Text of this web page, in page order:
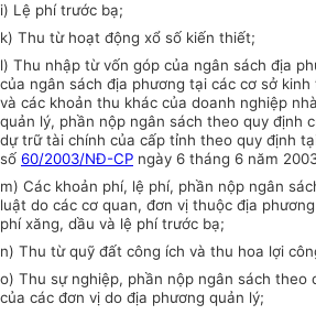
i) Lệ phí trước bạ;
k) Thu từ hoạt động xổ số kiến thiết;
l) Thu nhập từ vốn góp của ngân sách địa
của ngân sách địa phương tại các cơ sở
và các khoản thu khác của doanh nghiệp
quản lý, phần nộp ngân sách theo quy định
dự trữ tài chính của cấp tỉnh theo quy định
số 60/2003/NĐ-CP ngày 6 tháng 6 năm
m) Các khoản phí, lệ phí, phần nộp ngân
luật do các cơ quan, đơn vị thuộc địa
phí xăng, dầu và lệ phí trước bạ;
n) Thu từ quỹ đất công ích và thu hoa lợi
o) Thu sự nghiệp, phần nộp ngân sách theo
của các đơn vị do địa phương quản lý;